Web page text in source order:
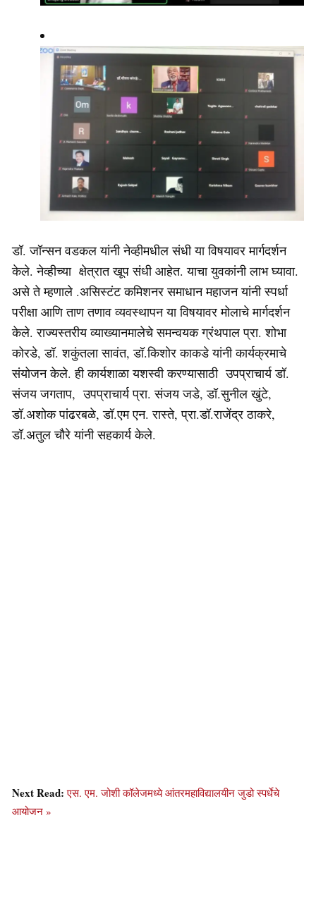
डॉ. जॉन्सन वडकल यांनी नेव्हीमधील संधी या विषयावर मार्गदर्शन
केले. नेव्हीच्या क्षेत्रात खूप संधी आहेत. याचा युवकांनी लाभ घ्यावा.
असे ते म्हणाले .असिस्टंट कमिशनर समाधान महाजन यांनी स्पर्धा
परीक्षा आणि ताण तणाव व्यवस्थापन या विषयावर मोलाचे मार्गदर्शन
केले. राज्यस्तरीय व्याख्यानमालेचे समन्वयक ग्रंथपाल प्रा. शोभा
कोरडे, डॉ. शकुंतला सावंत, डॉ.किशोर काकडे यांनी कार्यक्रमाचे
संयोजन केले. ही कार्यशाळा यशस्वी करण्यासाठी उपप्राचार्य डॉ.
संजय जगताप, उपप्राचार्य प्रा. संजय जडे, डॉ.सुनील खुंटे,
डॉ.अशोक पांढरबळे, डॉ.एम एन. रास्ते, प्रा.डॉ.राजेंद्र ठाकरे,
डॉ.अतुल चौरे यांनी सहकार्य केले.
Next Read:एस. एम. जोशी कॉलेजमध्ये आंतरमहाविद्यालयीन जुडो स्पर्धेचे
आयोजन »